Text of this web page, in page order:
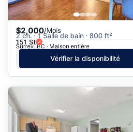
$2,000/Mois
2 ch. · 1 Salle de bain · 800 ft²
151 St
Surrey, BC · Maison entière
Vérifier la disponibilité